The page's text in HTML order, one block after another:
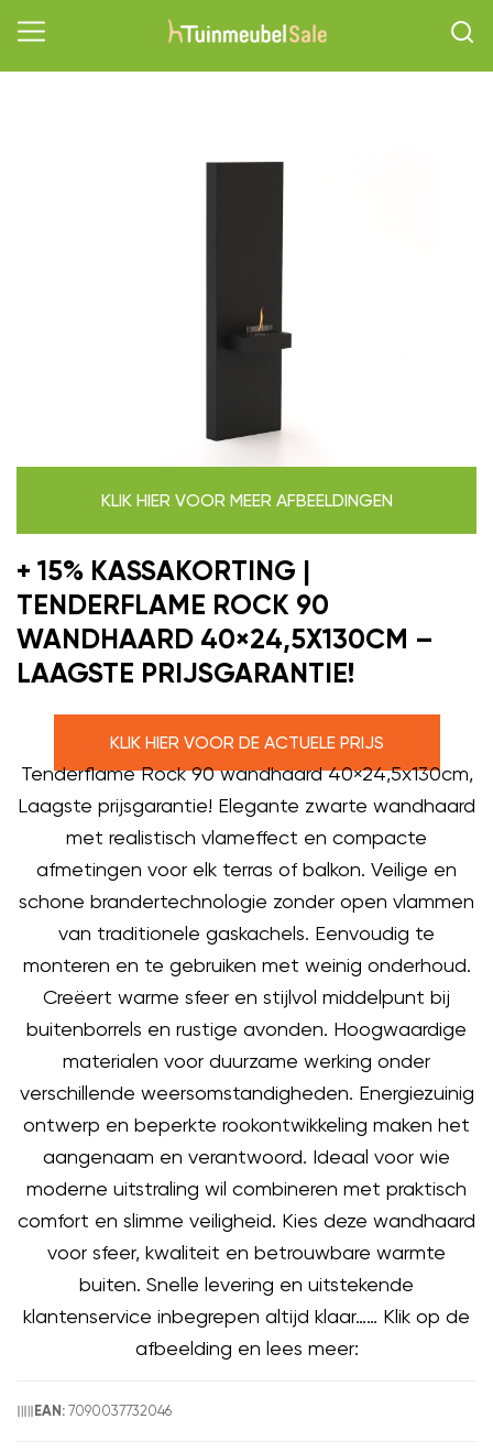
KLIK HIER VOOR MEER AFBEELDINGEN
+ 15% KASSAKORTING |
TENDERFLAME ROCK 90
WANDHAARD 40×24,5X130CM –
LAAGSTE PRIJSGARANTIE!
KLIK HIER VOOR DE ACTUELE PRIJS
Tenderflame Rock 90 wandhaard 40×24,5x130cm,
Laagste prijsgarantie! Elegante zwarte wandhaard
met realistisch vlameffect en compacte
afmetingen voor elk terras of balkon. Veilige en
schone brandertechnologie zonder open vlammen
van traditionele gaskachels. Eenvoudig te
monteren en te gebruiken met weinig onderhoud.
Creëert warme sfeer en stijlvol middelpunt bij
buitenborrels en rustige avonden. Hoogwaardige
materialen voor duurzame werking onder
verschillende weersomstandigheden. Energiezuinig
ontwerp en beperkte rookontwikkeling maken het
aangenaam en verantwoord. Ideaal voor wie
moderne uitstraling wil combineren met praktisch
comfort en slimme veiligheid. Kies deze wandhaard
voor sfeer, kwaliteit en betrouwbare warmte
buiten. Snelle levering en uitstekende
klantenservice inbegrepen altijd klaar…… Klik op de
afbeelding en lees meer:
EAN: 7090037732046